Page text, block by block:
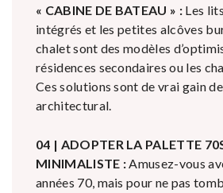
« CABINE DE BATEAU » : Les
intégrés et les petites alcôves
chalet sont des modèles
résidences secondaires ou les
Ces solutions sont de vrai gain
architectural.
04 | ADOPTER LA PALETTE
MINIMALISTE :Amusez-vous
années 70, mais pour ne pas